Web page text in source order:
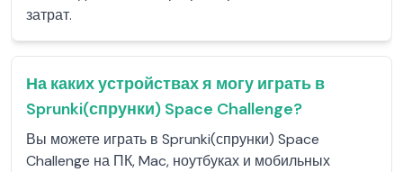
затрат.
На каких устройствах я могу играть в
Sprunki(спрунки) Space Challenge?
Вы можете играть в Sprunki(спрунки) Space
Challenge на ПК, Mac, ноутбуках и мобильных